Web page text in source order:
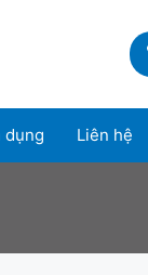
dụng Liên hệ